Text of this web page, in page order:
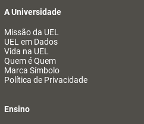
A Universidade
Missão da UEL
UEL em Dados
Vida na UEL
Quem é Quem
Marca Símbolo
Política de Privacidade
Ensino